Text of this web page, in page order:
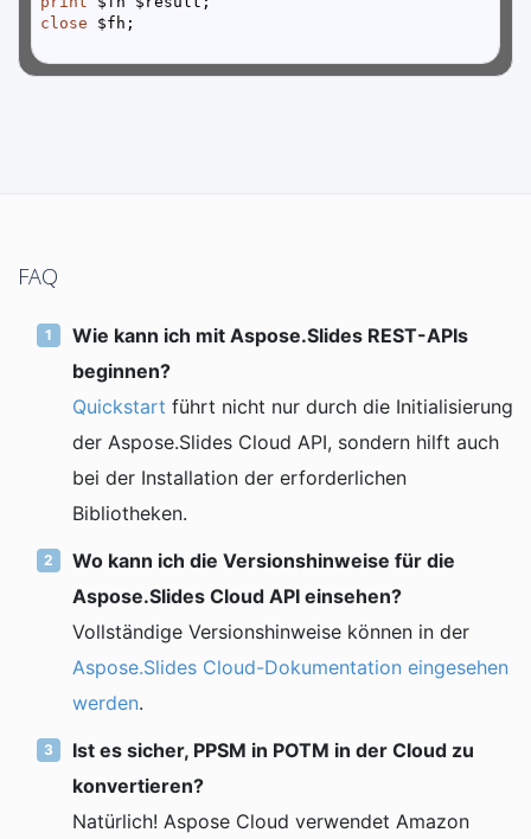
close
FAQ
Wie kann ich mit Aspose.Slides REST-APIs
beginnen?
Quickstart führt nicht nur durch die Initialisierung
der Aspose.Slides Cloud API, sondern hilft auch
bei der Installation der erforderlichen
Bibliotheken.
Wo kann ich die Versionshinweise für die
Aspose.Slides Cloud API einsehen?
Vollständige Versionshinweise können in der
Aspose.Slides Cloud-Dokumentation eingesehen
werden.
Ist es sicher, PPSM in POTM in der Cloud zu
konvertieren?
Natürlich! Aspose Cloud verwendet Amazon